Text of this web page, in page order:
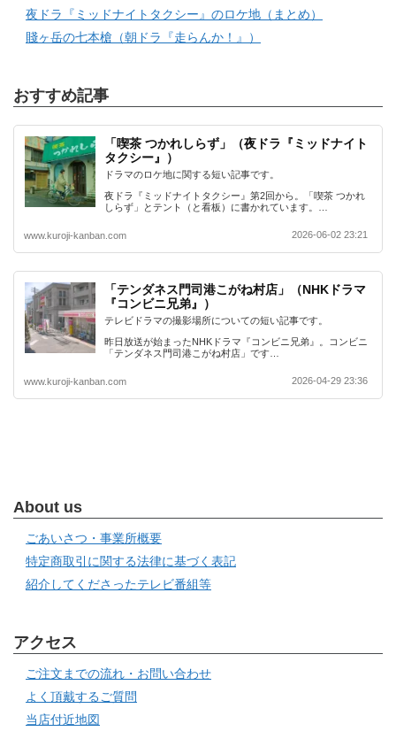
夜ドラ『ミッドナイトタクシー』のロケ地（まとめ）
賤ヶ岳の七本槍（朝ドラ『走らんか！』）
おすすめ記事
「喫茶 つかれしらず」（夜ドラ『ミッドナイト
タクシー』）
ドラマのロケ地に関する短い記事です。
夜ドラ『ミッドナイトタクシー』第2回から。「喫茶 つかれ
しらず」とテント（と看板）に書かれています。…
www.kuroji-kanban.com 2026-06-02 23:21
「テンダネス門司港こがね村店」（NHKドラマ
『コンビニ兄弟』）
テレビドラマの撮影場所についての短い記事です。
昨日放送が始まったNHKドラマ『コンビニ兄弟』。コンビニ
「テンダネス門司港こがね村店」です…
www.kuroji-kanban.com 2026-04-29 23:36
About us
ごあいさつ・事業所概要
特定商取引に関する法律に基づく表記
紹介してくださったテレビ番組等
アクセス
ご注文までの流れ・お問い合わせ
よく頂戴するご質問
当店付近地図